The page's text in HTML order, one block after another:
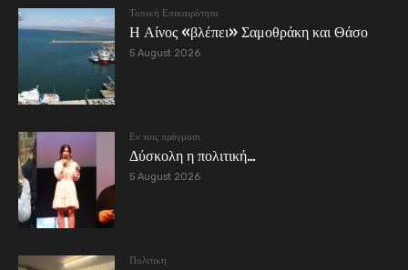
Τοπική Επικαιρότητα
Η Αίνος «βλέπει» Σαμοθράκη και Θάσο
5 August 2026
Εν τοις πράγμασι
Δύσκολη η πολιτική…
5 August 2026
Πολιτικη